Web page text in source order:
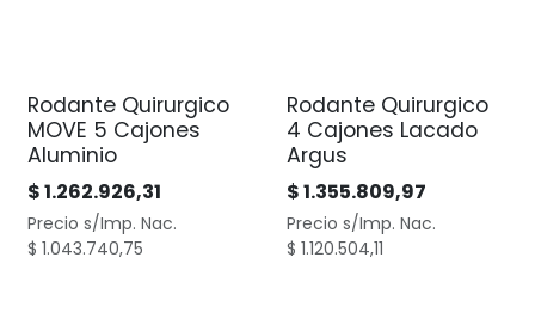
Rodante Quirurgico
MOVE 5 Cajones
Aluminio
$1.262.926,31
Precio s/Imp. Nac.
$ 1.043.740,75
Rodante Quirurgico
4 Cajones Lacado
Argus
$1.355.809,97
Precio s/Imp. Nac.
$ 1.120.504,11